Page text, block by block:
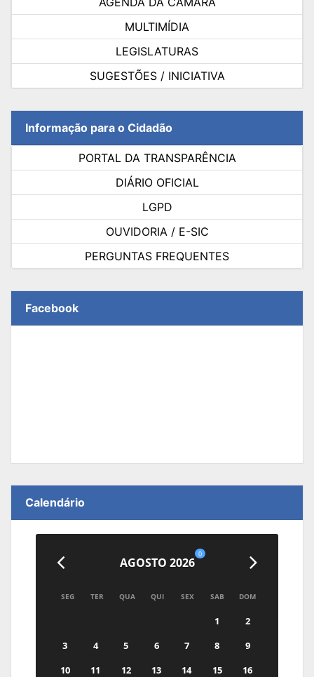
MULTIMÍDIA
LEGISLATURAS
SUGESTÕES / INICIATIVA
Informação para o Cidadão
PORTAL DA TRANSPARÊNCIA
DIÁRIO OFICIAL
LGPD
OUVIDORIA / E-SIC
PERGUNTAS FREQUENTES
Facebook
Calendário
AGOSTO 2026
0
SEG TER QUA QUI SEX SAB DOM
1
2
3
4 5 6 7 8
9
10
11 12 13 14 15
16